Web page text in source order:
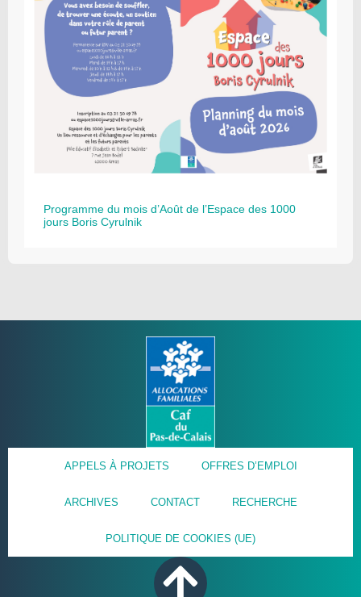
Programme du mois d’Août de l’Espace des 1000
jours Boris Cyrulnik
APPELS À PROJETS OFFRES D’EMPLOI
ARCHIVES CONTACT RECHERCHE
POLITIQUE DE COOKIES (UE)